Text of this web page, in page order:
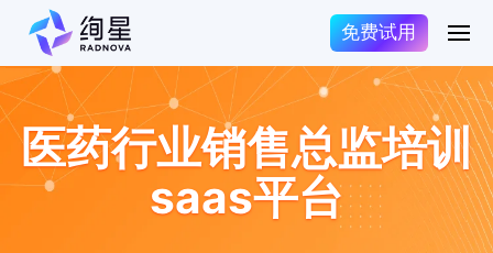
免费试用
医药行业销售总监培训
saas平台